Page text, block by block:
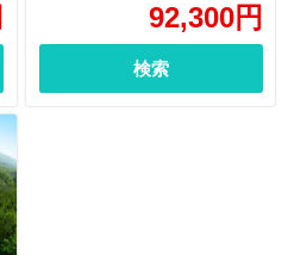
92,300円
検索